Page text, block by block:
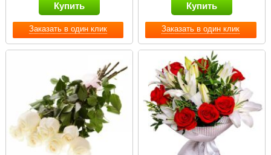
Заказать в один клик
Купить
Заказать в один клик
Купить